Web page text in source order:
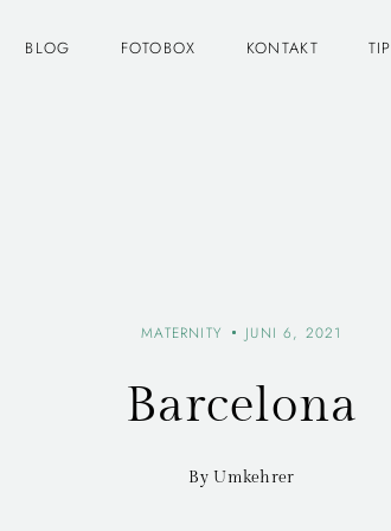
BLOG FOTOBOX KONTAKT
MATERNITY JUNI 6, 2021
Barcelona
By Umkehrer